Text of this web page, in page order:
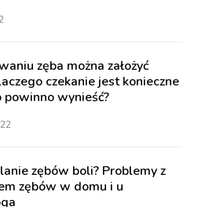
zęba można założyć
czekanie jest konieczne
powinno wynieść?
zębów boli? Problemy z
zębów w domu i u